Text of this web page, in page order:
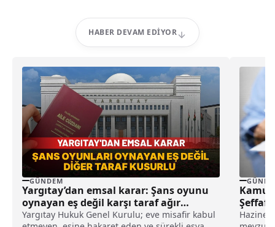
HABER DEVAM EDIYOR
GÜNDEM
Yargıtay’dan emsal karar: Şans oyunu
oynayan eş değil karşı taraf ağır
kusurlu sayıldı
Yargıtay Hukuk Genel Kurulu; eve misafir kabul
Kamu
Hazine